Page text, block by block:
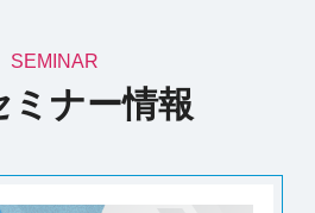
ミナー情報
SEMINAR